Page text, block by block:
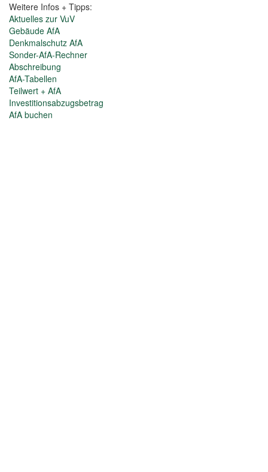
Weitere Infos + Tipps:
Aktuelles zur VuV
Gebäude AfA
Denkmalschutz AfA
Sonder-AfA-Rechner
Abschreibung
AfA-Tabellen
Teilwert + AfA
Investitionsabzugsbetrag
AfA buchen